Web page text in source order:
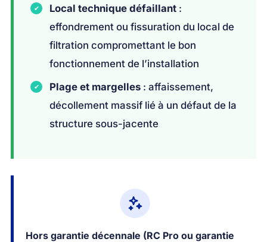
Local technique défaillant :
effondrement ou fissuration du local de
filtration compromettant le bon
fonctionnement de l’installation
Plage et margelles : affaissement,
décollement massif lié à un défaut de la
structure sous-jacente
Hors garantie décennale (RC Pro ou garantie